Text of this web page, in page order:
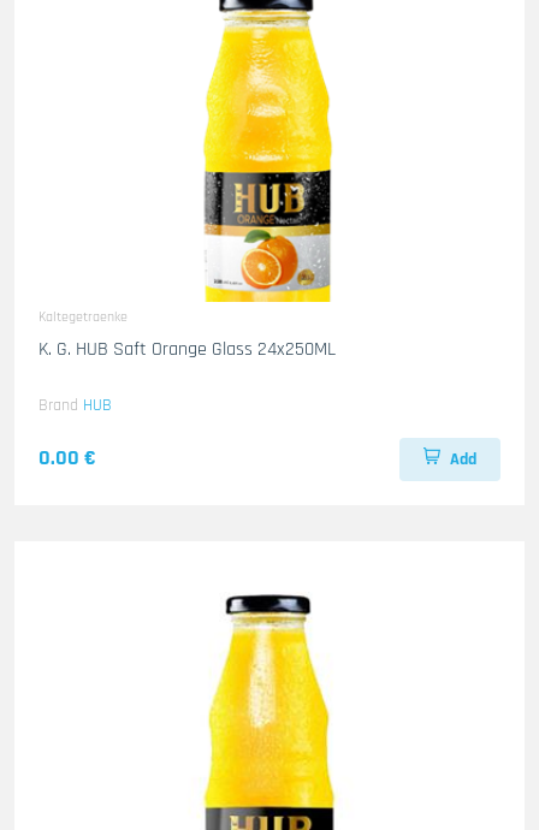
Kaltegetraenke
K. G. HUB Saft Orange Glass 24x250ML
Brand HUB
0.00 € Add